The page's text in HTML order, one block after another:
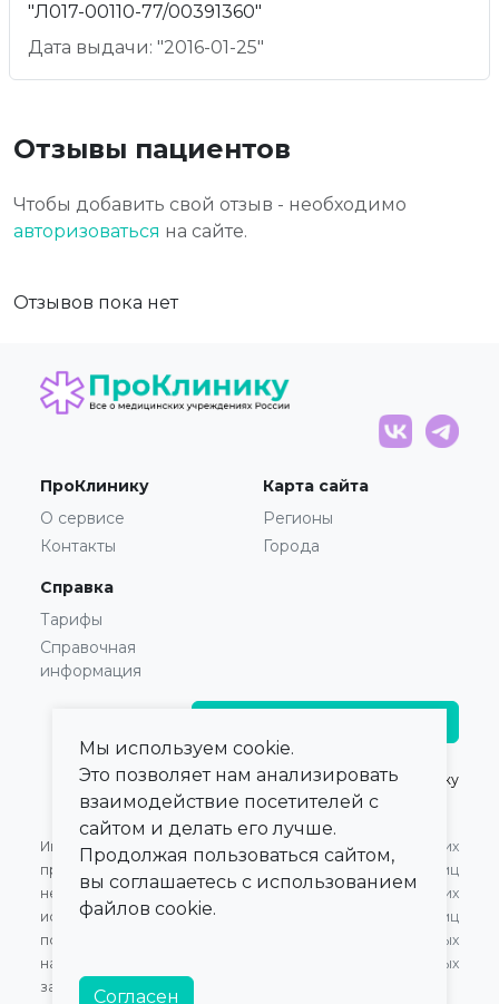
"Л017-00110-77/00391360"
Дата выдачи: "2016-01-25"
Отзывы пациентов
Чтобы добавить свой отзыв - необходимо
авторизоваться на сайте.
Отзывов пока нет
ПроКлинику
О сервисе
Контакты
Карта сайта
Регионы
Города
Справка
Тарифы
Справочная
информация
© 2021 — 2026,ПроКлинику
Информация,
представленная на сайте,
не может быть
использована для
постановки диагноза,
назначения лечения и не
заменяет прием врача.
Оферта для Юридических
лиц
Оферта для Физических
лиц
Обработка персональных
данных
Мы используем cookie.
Это позволяет нам анализировать
взаимодействие посетителей с
сайтом и делать его лучше.
Продолжая пользоваться сайтом,
вы соглашаетесь с использованием
файлов cookie.
Согласен